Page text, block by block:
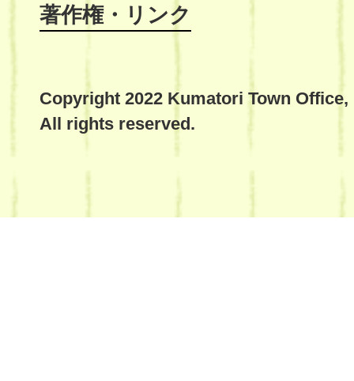
著作権・リンク
Copyright 2022 Kumatori Town Office,
All rights reserved.